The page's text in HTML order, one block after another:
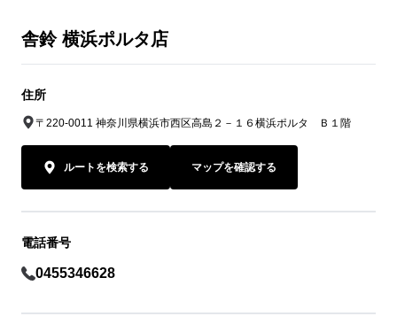
舎鈴 横浜ポルタ店
住所
〒220-0011 神奈川県横浜市西区高島２－１６横浜ポルタ Ｂ１階
ルートを検索する マップを確認する
電話番号
0455346628